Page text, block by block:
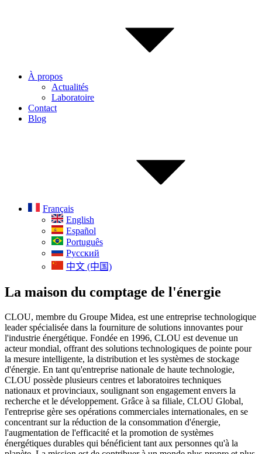
À propos
Actualités
Laboratoire
Contact
Blog
Français
English
Español
Português
Русский
中文 (中国)
La maison du comptage de l'énergie
CLOU, membre du Groupe Midea, est une entreprise technologique
leader spécialisée dans la fourniture de solutions innovantes pour
l'industrie énergétique. Fondée en 1996, CLOU est devenue un
acteur mondial, offrant des solutions technologiques de pointe pour
la mesure intelligente, la distribution et les systèmes de stockage
d'énergie. En tant qu'entreprise nationale de haute technologie,
CLOU possède plusieurs centres et laboratoires techniques
nationaux et provinciaux, soulignant son engagement envers la
recherche et le développement. Grâce à sa filiale, CLOU Global,
l'entreprise gère ses opérations commerciales internationales, en se
concentrant sur la réduction de la consommation d'énergie,
l'augmentation de l'efficacité et la promotion de systèmes
énergétiques durables qui bénéficient tant aux personnes qu'à la